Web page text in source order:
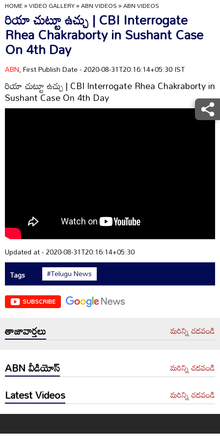
HOME»VIDEO GALLERY»ABN VIDEOS»ABN VIDEOS
రియా చుట్టూ ఉచ్చు | CBI Interrogate
Rhea Chakraborty in Sushant Case
On 4th Day
ABN, First Publish Date - 2020-08-31T20:16:14+05:30 IST
రియా చుట్టూ ఉచ్చు | CBI Interrogate Rhea Chakraborty in
Sushant Case On 4th Day
Updated at - 2020-08-31T20:16:14+05:30
Tags
#Telugu News
SUBSCRIBE
తాజావార్తలు మరిన్ని చదవండి
ABN వీడియోస్ మరిన్ని చదవండి
Latest Videos మరిన్ని చదవండి